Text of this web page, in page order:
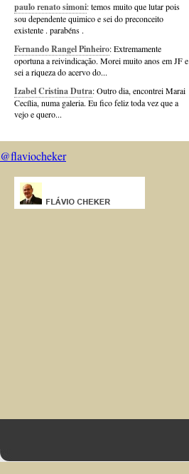
paulo renato simoni: temos muito que lutar pois
sou dependente quimico e sei do preconceito
existente . parabéns .
Fernando Rangel Pinheiro: Extremamente
oportuna a reivindicação. Morei muito anos em JF e
sei a riqueza do acervo do...
Izabel Cristina Dutra: Outro dia, encontrei Marai
Cecília, numa galeria. Eu fico feliz toda vez que a
vejo e quero...
@flaviocheker